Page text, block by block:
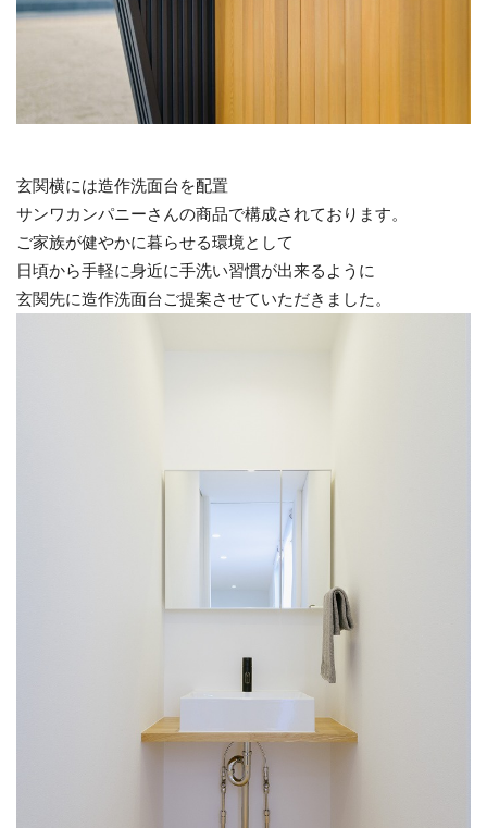
玄関横には造作洗面台を配置
サンワカンパニーさんの商品で構成されております。
ご家族が健やかに暮らせる環境として
日頃から手軽に身近に手洗い習慣が出来るように
玄関先に造作洗面台ご提案させていただきました。